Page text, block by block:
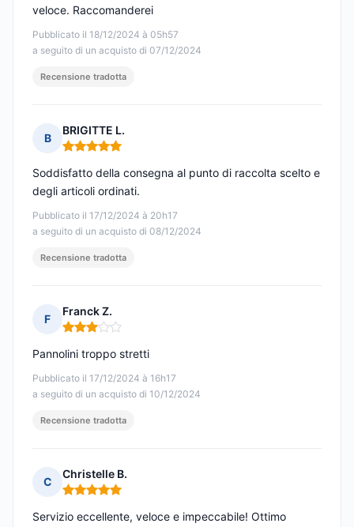
Pubblicato il 18/12/2024 à 05h57
a seguito di un acquisto di 07/12/2024
veloce. Raccomanderei
Recensione tradotta
B
BRIGITTE L.
Nota: 5 su 5
Pubblicato il 17/12/2024 à 20h17
a seguito di un acquisto di 08/12/2024
Soddisfatto della consegna al punto di raccolta scelto e
degli articoli ordinati.
Recensione tradotta
F
Franck Z.
Nota: 3 su 5
Pubblicato il 17/12/2024 à 16h17
a seguito di un acquisto di 10/12/2024
Pannolini troppo stretti
Recensione tradotta
C
Christelle B.
Nota: 5 su 5
Servizio eccellente, veloce e impeccabile! Ottimo